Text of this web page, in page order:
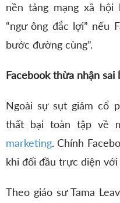
nền tảng mạng xã hội
“ngư ông đắc lợi” nếu
bước đường cùng”.
Facebook thừa nhận
Ngoài sự sụt giảm cổ
thất bại toàn tập về
marketing. Chính
khi đối đầu trực diện
Theo giáo sư Tama